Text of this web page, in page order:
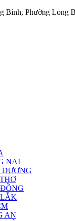
Bình, Phường Long
NAI
AN